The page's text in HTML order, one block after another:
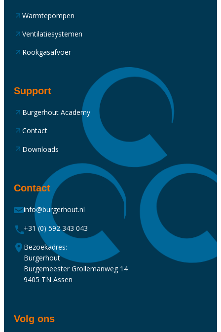
Warmtepompen
Ventilatiesystemen
Rookgasafvoer
Support
Burgerhout Academy
Contact
Downloads
Contact
info@burgerhout.nl
+31 (0) 592 343 043
Bezoekadres:
Burgerhout
Burgemeester Grollemanweg 14
9405 TN Assen
Volg ons